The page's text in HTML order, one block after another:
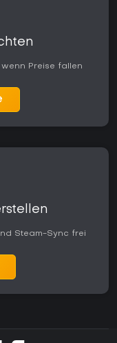
Preise fallen
Steam-Sync frei